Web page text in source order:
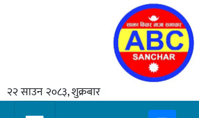
२२ साउन २०८३, शुक्रबार
समाचार